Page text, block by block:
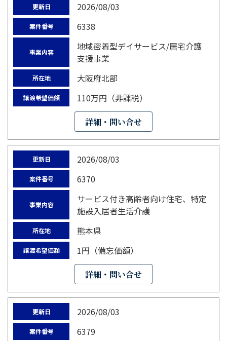
更新日 2026/08/03
案件番号 6338
事業内容
地域密着型デイサービス/居宅介護
支援事業
所在地 大阪府北部
譲渡希望価額 110万円（非課税）
詳細・問い合せ
更新日 2026/08/03
案件番号 6370
事業内容
サービス付き高齢者向け住宅、特定
施設入居者生活介護
所在地 熊本県
譲渡希望価額 1円（備忘価額）
詳細・問い合せ
更新日 2026/08/03
案件番号 6379